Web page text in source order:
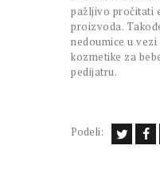
pažljivo pročitati
proizvoda.
nedoumice u
kozmetike za
pedijatru.
Podeli: